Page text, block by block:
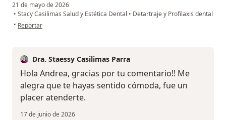
21 de mayo de 2026
• Stacy Casilimas Salud y Estética Dental • Detartraje y Profilaxis dental
• en opinión del usuario Andrea Gaitan
Reportar
Dra. Staessy Casilimas Parra
Hola Andrea, gracias por tu comentario!! Me
alegra que te hayas sentido cómoda, fue un
placer atenderte.
17 de junio de 2026